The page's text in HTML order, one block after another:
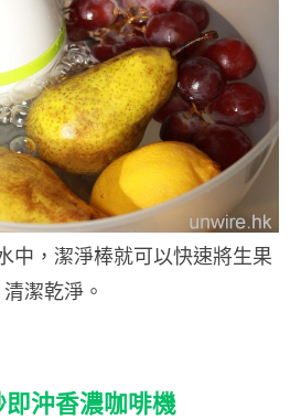
中，潔淨棒就可以快速將生果
清潔乾淨。
沖香濃咖啡機